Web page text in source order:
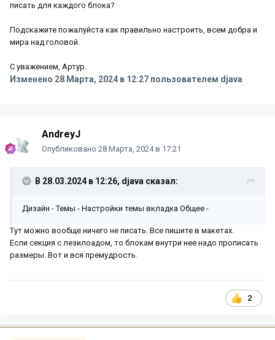
писать для каждого блока?
Подскажите пожалуйста как правильно настроить, всем добра и
мира над головой.
С уважением, Артур.
Изменено 28 Марта, 2024 в 12:27 пользователем djava
AndreyJ
Опубликовано 28 Марта, 2024 в 17:21
В 28.03.2024 в 12:26, djava сказал:
Дизайн - Темы - Настройки темы вкладка Общее -
Тут можно вообще ничего не писать. Все пишите в макетах.
Если секция с лезилоадом, то блокам внутри нее надо прописать
размеры. Вот и вся премудрость.
2